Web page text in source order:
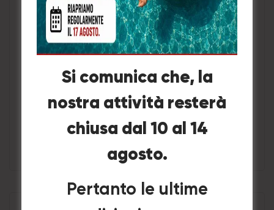
Defibrillatore accesso pubblico –
Saver One Made in Italy
Aggiungi a Preventivo
Si comunica che, la
nostra attività resterà
chiusa dal 10 al 14
agosto.
Pertanto le ultime